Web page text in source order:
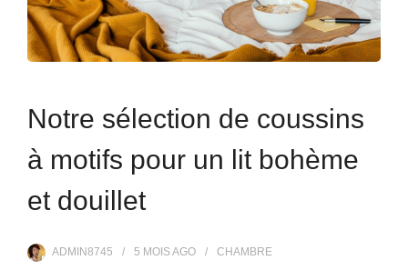
Notre sélection de coussins
à motifs pour un lit bohème
et douillet
ADMIN8745 5 MOISAGO CHAMBRE